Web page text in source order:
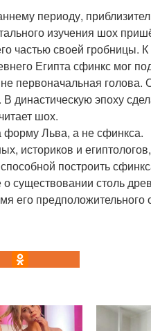
периоду,
изучения шох
частью своей гробницы.
Египта сфинкс мог
первоначальная голова.
династическую эпоху
шох.
форму Льва, а не сфинкса.
историков и
построить
существовании столь
его предположительного